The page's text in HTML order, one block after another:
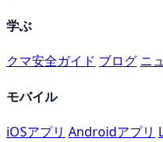
学ぶ
クマ安全ガイド ブログ ニ
モバイル
iOSアプリ Androidアプリ